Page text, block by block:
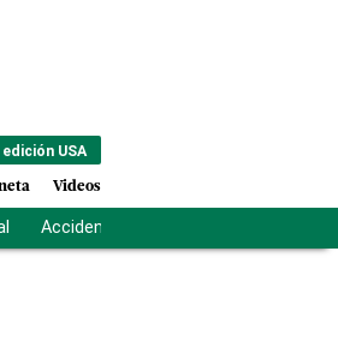
USA
Videos
Accidente Los Ríos